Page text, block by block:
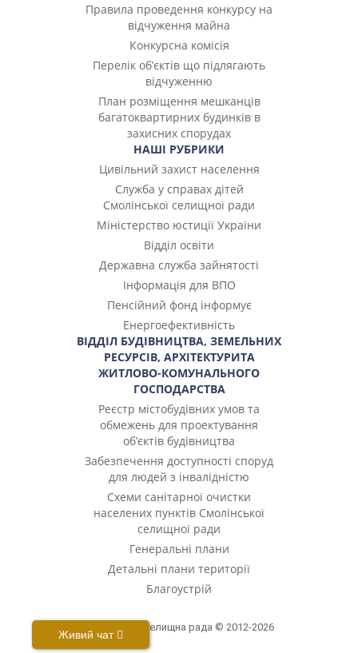
Правила проведення конкурсу на
відчуження майна
Конкурсна комісія
Перелік об’єктів що підлягають
відчуженню
План розміщення мешканців
багатоквартирних будинків в
захисних спорудах
НАШІ РУБРИКИ
Цивільний захист населення
Служба у справах дітей
Смолінської селищної ради
Міністерство юстиції України
Відділ освіти
Державна служба зайнятості
Інформація для ВПО
Пенсійний фонд інформує
Енергоефективність
ВІДДІЛ БУДІВНИЦТВА, ЗЕМЕЛЬНИХ
РЕСУРСІВ, АРХІТЕКТУРИТА
ЖИТЛОВО-КОМУНАЛЬНОГО
ГОСПОДАРСТВА
Реєстр містобудівних умов та
обмежень для проектування
об’єктів будівництва
Забезпечення доступності споруд
для людей з інвалідністю
Cхеми санітарної очистки
населених пунктів Смолінської
селищної ради
Генеральні плани
Детальні плани території
Благоустрій
Смолінська селищна рада © 2012-2026
Живий чат